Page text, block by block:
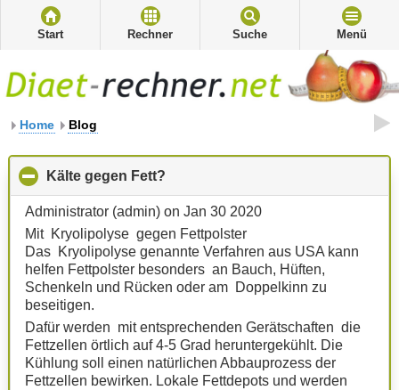
Start Rechner Suche Menü
Home Blog
Kälte gegen Fett?
Administrator (admin) on Jan 30 2020
Mit Kryolipolyse gegen Fettpolster
Das Kryolipolyse genannte Verfahren aus USA kann
helfen Fettpolster besonders an Bauch, Hüften,
Schenkeln und Rücken oder am Doppelkinn zu
beseitigen.
Dafür werden mit entsprechenden Gerätschaften die
Fettzellen örtlich auf 4-5 Grad heruntergekühlt. Die
Kühlung soll einen natürlichen Abbauprozess der
Fettzellen bewirken. Lokale Fettdepots und werden